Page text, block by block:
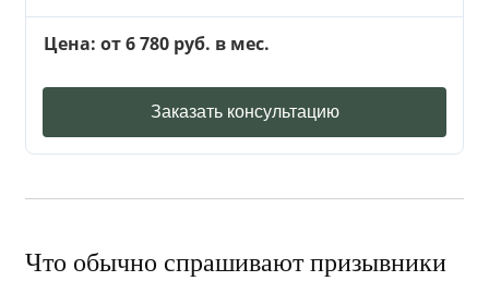
Цена: от 6 780 руб. в мес.
Заказать консультацию
Что обычно спрашивают призывники